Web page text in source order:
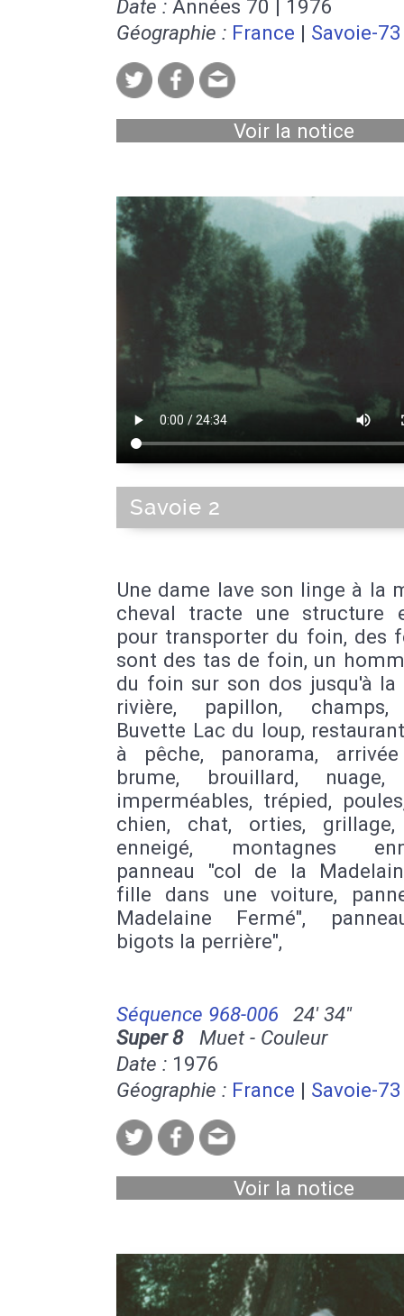
Date : Années 70 | 1976
Géographie : France | Savoie-73
Voir la notice
Savoie 2
Une dame lave son linge à la
cheval tracte une structure
pour transporter du foin, des
sont des tas de foin, un
du foin sur son dos jusqu'à la
rivière, papillon, champs,
Buvette Lac du loup,
à pêche, panorama,
brume, brouillard, nuage,
imperméables, trépied,
chien, chat, orties, grillage,
enneigé, montagnes
panneau "col de la
fille dans une voiture,
Madelaine Fermé",
bigots la perrière",
Séquence 968-006
24' 34''
Super 8Muet - Couleur
Date : 1976
Géographie : France | Savoie-73
Voir la notice